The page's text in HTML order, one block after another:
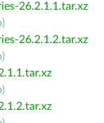
26.2.1.1.tar.xz
)
26.2.1.2.tar.xz
)
)